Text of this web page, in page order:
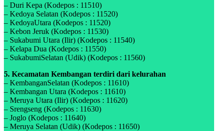
– Duri Kepa (Kodepos : 11510)
– Kedoya Selatan (Kodepos : 11520)
– KedoyaUtara (Kodepos : 11520)
– Kebon Jeruk (Kodepos : 11530)
– Sukabumi Utara (Ilir) (Kodepos : 11540)
– Kelapa Dua (Kodepos : 11550)
– SukabumiSelatan (Udik) (Kodepos : 11560)
5. Kecamatan Kembangan terdiri dari kelurahan
– KembanganSelatan (Kodepos : 11610)
– Kembangan Utara (Kodepos : 11610)
– Meruya Utara (Ilir) (Kodepos : 11620)
– Srengseng (Kodepos : 11630)
– Joglo (Kodepos : 11640)
– Meruya Selatan (Udik) (Kodepos : 11650)